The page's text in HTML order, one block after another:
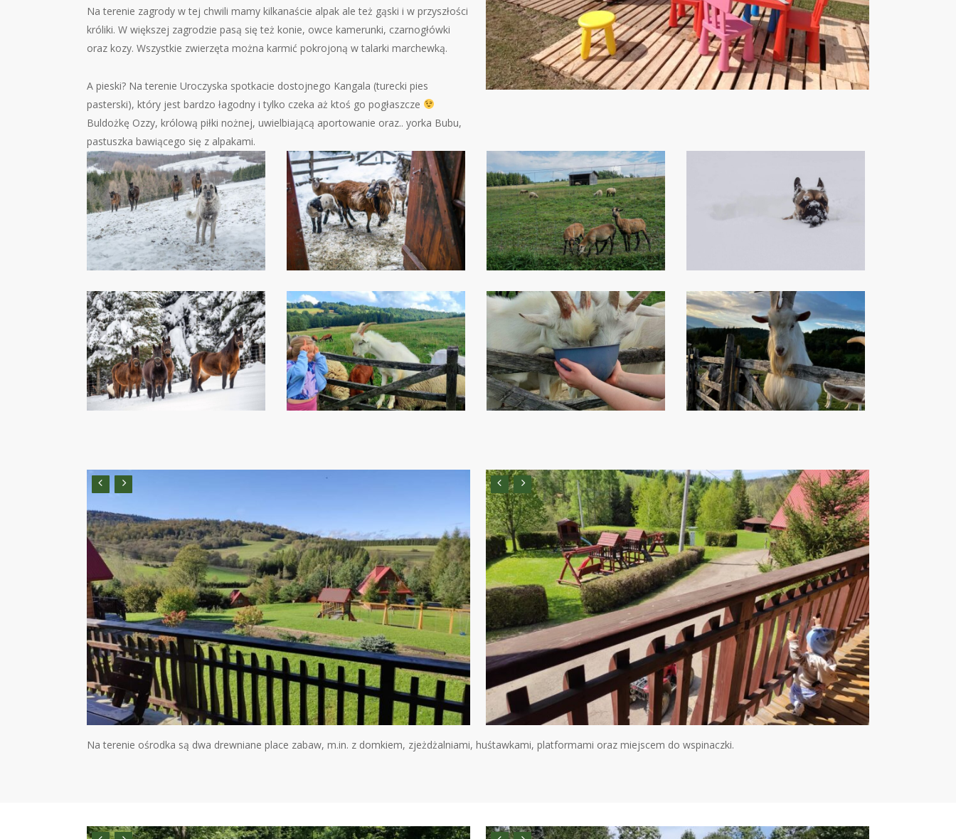
Na terenie zagrody w tej chwili mamy kilkanaście alpak ale też gąski i w przyszłości
króliki. W większej zagrodzie pasą się też konie, owce kamerunki, czarnogłówki
oraz kozy. Wszystkie zwierzęta można karmić pokrojoną w talarki marchewką.
A pieski? Na terenie Uroczyska spotkacie dostojnego Kangala (turecki pies
pasterski), który jest bardzo łagodny i tylko czeka aż ktoś go pogłaszcze
Buldożkę Ozzy, królową piłki nożnej, uwielbiającą aportowanie oraz.. yorka Bubu,
pastuszka bawiącego się z alpakami.
Na terenie ośrodka są dwa drewniane place zabaw, m.in. z domkiem, zjeżdżalniami, huśtawkami, platformami oraz miejscem do wspinaczki.